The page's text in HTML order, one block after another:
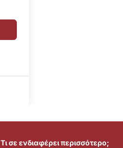
Τι σε ενδιαφέρει περισσότερο;